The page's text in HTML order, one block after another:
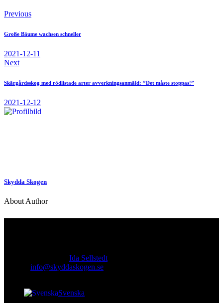
Previous
Große Bäume wachsen schneller
2021-12-11
Next
Skärgårdsskog med rödlistade arter avverkningsanmäld: ”Det måste stoppas!”
2021-12-12
Skydda Skogen
About Author
Ida Sellstedt
info@skyddaskogen.se
Svenska